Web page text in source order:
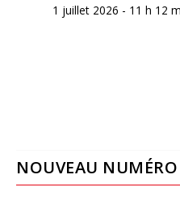
1 juillet 2026 - 11 h 12
NOUVEAU